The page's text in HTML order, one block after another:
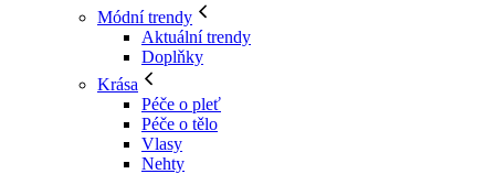
Módní trendy
Aktuální trendy
Doplňky
Krása
Péče o pleť
Péče o tělo
Vlasy
Nehty